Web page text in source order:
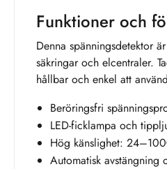
Funktioner och
Denna spänningsdetektor
säkringar och elcentraler.
hållbar och enkel att
Beröringsfri
LED-ficklampa och
Hög känslighet:
Automatisk avstängning